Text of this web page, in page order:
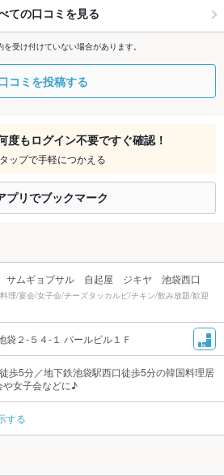
ての口コミを見る
受け付けていない場合があります。
コミを投稿する
度もログイン不要ですぐ確認！
ップで手軽につかえる
プリでブックマーク
サムギョプサル 自起屋 ジキヤ 池袋西口
理/宴会/女子会/チーズタッカルビ/チキン/飲み放題/歓迎
袋２‐５４‐１ パールビル１Ｆ
歩5分／地下鉄池袋駅西口徒歩5分の韓国料理居
女子会などに♪
する